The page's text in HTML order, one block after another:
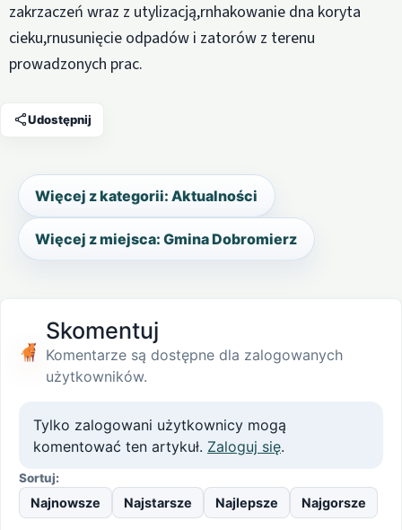
zakrzaczeń wraz z utylizacją,rnhakowanie dna koryta
cieku,rnusunięcie odpadów i zatorów z terenu
prowadzonych prac.
Udostępnij
Więcej z kategorii: Aktualności
Więcej z miejsca: Gmina Dobromierz
Skomentuj
Komentarze są dostępne dla zalogowanych
użytkowników.
Tylko zalogowani użytkownicy mogą
komentować ten artykuł. Zaloguj się.
Sortuj:
Najnowsze Najstarsze Najlepsze Najgorsze